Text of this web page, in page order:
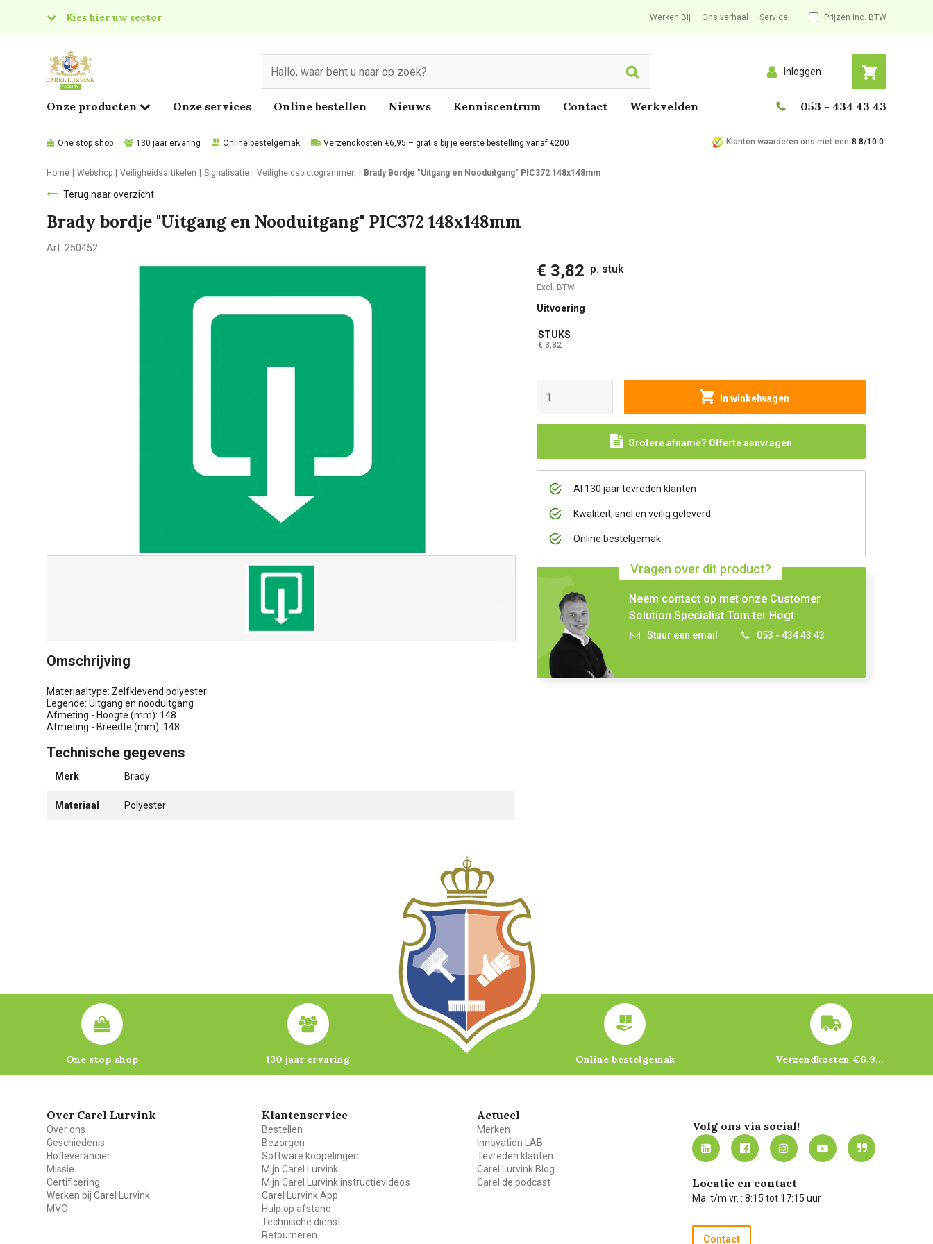
Kies hier uw sector
Food
Werken Bij Ons verhaal Service Prijzen inc. BTW
Search Inloggen
Onze producten Onze services Online bestellen Nieuws Kenniscentrum Contact Werkvelden 053 - 434 43 43
One stop shop 130 jaar ervaring Online bestelgemak Verzendkosten €6,95 – gratis bij je eerste bestelling vanaf €200 Klanten waarderen ons met een 8.8/10.0
Home Webshop Veiligheidsartikelen Signalisatie Veiligheidspictogrammen Brady Bordje "Uitgang en Nooduitgang" PIC372 148x148mm
Terug naar overzicht
Brady bordje "Uitgang en Nooduitgang" PIC372 148x148mm
Art: 250452
€ 3,82 p. stuk
Excl. BTW
Uitvoering
STUKS
€ 3,82
In winkelwagen
Grotere afname? Offerte aanvragen
Al 130 jaar tevreden klanten
Kwaliteit, snel en veilig geleverd
Online bestelgemak
Vragen over dit product?
Neem contact op met onze Customer
Solution Specialist Tom ter Hogt
Stuur een email 053 - 434 43 43
Omschrijving
Materiaaltype: Zelfklevend polyester
Legende: Uitgang en nooduitgang
Afmeting - Hoogte (mm): 148
Afmeting - Breedte (mm): 148
Technische gegevens
Merk Brady
Materiaal Polyester
One stop shop 130 jaar ervaring Online bestelgemak Verzendkosten €6,95 – gratis bij je eerste bestelling vanaf €200
Over Carel Lurvink
Over ons
Geschiedenis
Hofleverancier
Missie
Certificering
Werken bij Carel Lurvink
MVO
Klantenservice
Bestellen
Bezorgen
Software koppelingen
Mijn Carel Lurvink
Mijn Carel Lurvink instructievideo's
Carel Lurvink App
Hulp op afstand
Technische dienst
Retourneren
Actueel
Merken
Innovation LAB
Tevreden klanten
Carel Lurvink Blog
Carel de podcast
Volg ons via social!
Locatie en contact
Ma. t/m vr. : 8:15 tot 17:15 uur
Contact